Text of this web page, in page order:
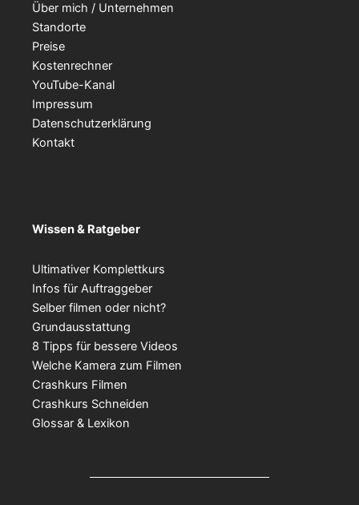
Über mich / Unternehmen
Standorte
Preise
Kostenrechner
YouTube-Kanal
Impressum
Datenschutzerklärung
Kontakt
Wissen & Ratgeber
Ultimativer Komplettkurs
Infos für Auftraggeber
Selber filmen oder nicht?
Grundausstattung
8 Tipps für bessere Videos
Welche Kamera zum Filmen
Crashkurs Filmen
Crashkurs Schneiden
Glossar & Lexikon